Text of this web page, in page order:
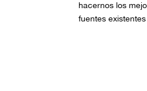
hacernos los
fuentes